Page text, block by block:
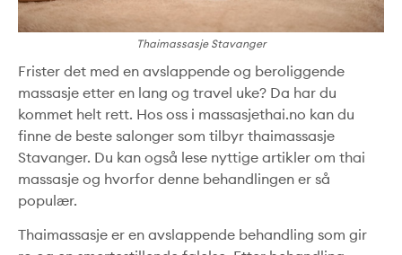
Thaimassasje Stavanger
Frister det med en avslappende og beroliggende
massasje etter en lang og travel uke? Da har du
kommet helt rett. Hos oss i massasjethai.no kan du
finne de beste salonger som tilbyr thaimassasje
Stavanger. Du kan også lese nyttige artikler om thai
massasje og hvorfor denne behandlingen er så
populær.
Thaimassasje er en avslappende behandling som gir